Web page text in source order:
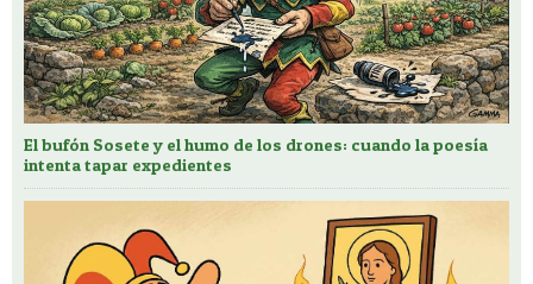
El bufón Sosete y el humo de los drones: cuando la poesía
intenta tapar expedientes